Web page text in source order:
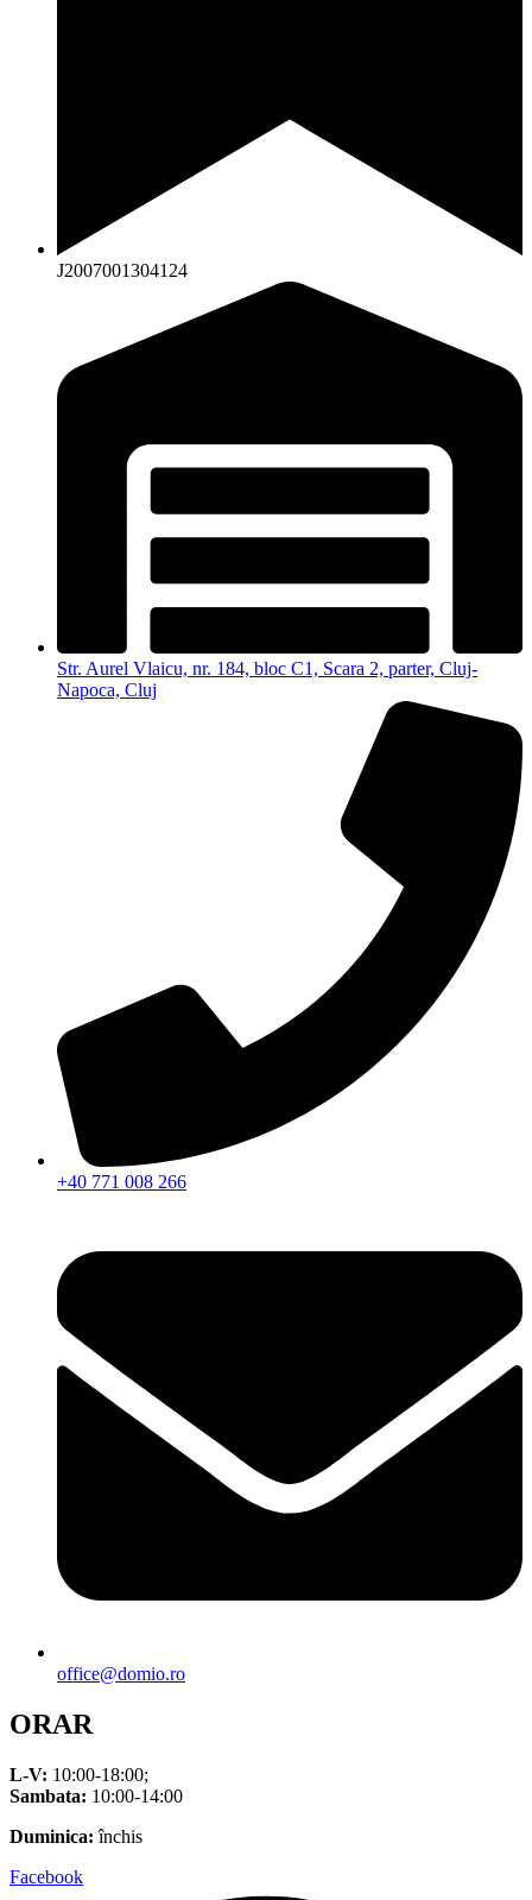
J2007001304124
Str. Aurel Vlaicu, nr. 184, bloc C1, Scara 2, parter, Cluj-
Napoca, Cluj
+40 771 008 266
office@domio.ro
ORAR
L-V: 10:00-18:00;
Sambata: 10:00-14:00
Duminica: închis
Facebook